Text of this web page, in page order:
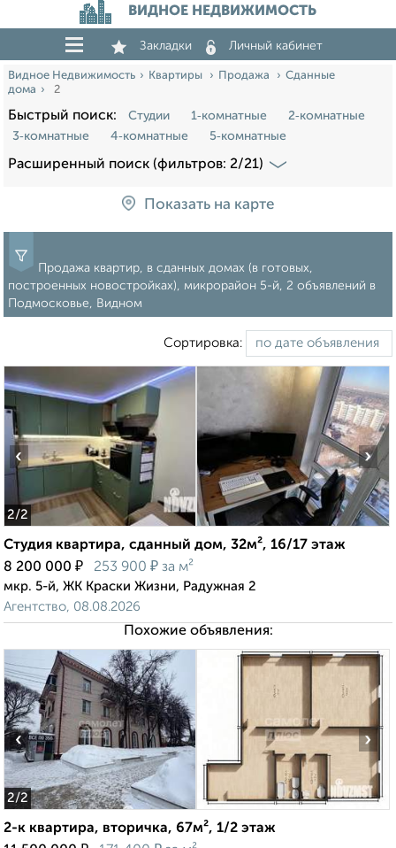
ВИДНОЕ НЕДВИЖИМОСТЬ
Закладки Личный кабинет
Видное Недвижимость Квартиры Продажа
Сданные
дома
2
Быстрый поиск: Студии 1‑комнатные
2‑комнатные
3‑комнатные
4‑комнатные 5‑комнатные
Расширенный поиск (фильтров: 2/21)
Показать на карте
Продажа квартир, в сданных домах (в готовых,
построенных новостройках), микрорайон 5-й, 2 объявлений в
Подмосковье, Видном
Сортировка:
2/2
‹ ›
Студия квартира, сданный дом, 32м², 16/17 этаж
8 200 000 ₽ 253 900 ₽ за м²
мкр. 5-й, ЖК Краски Жизни, Радужная 2
Агентство, 08.08.2026
Похожие объявления:
2/2
‹ ›
2-к квартира, вторичка, 67м², 1/2 этаж